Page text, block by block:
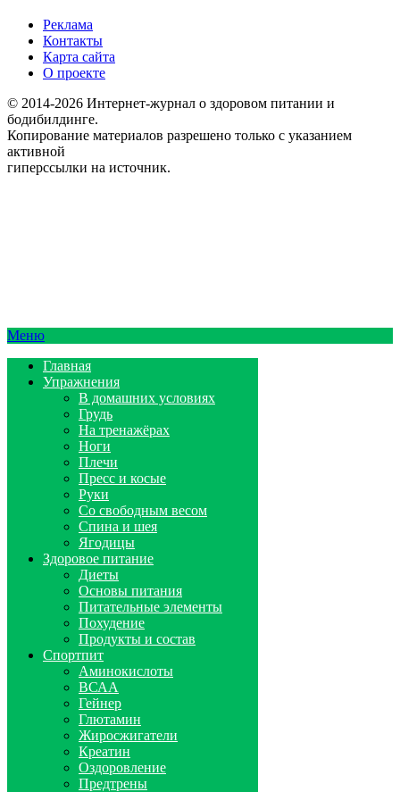
Реклама
Контакты
Карта сайта
О проекте
© 2014-2026 Интернет-журнал о здоровом питании и
бодибилдинге.
Копирование материалов разрешено только с указанием
активной
гиперссылки на источник.
Меню
Главная
Упражнения
В домашних условиях
Грудь
На тренажёрах
Ноги
Плечи
Пресс и косые
Руки
Со свободным весом
Спина и шея
Ягодицы
Здоровое питание
Диеты
Основы питания
Питательные элементы
Похудение
Продукты и состав
Спортпит
Аминокислоты
ВСАА
Гейнер
Глютамин
Жиросжигатели
Креатин
Оздоровление
Предтрены